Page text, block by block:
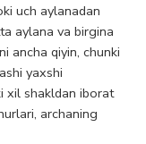
uch aylanadan
aylana va birgina
ancha qiyin, chunki
yaxshi
xil shakldan iborat
archaning